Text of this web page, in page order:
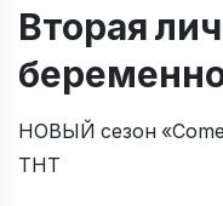
Вторая
НОВЫЙ сезон
ТНТ